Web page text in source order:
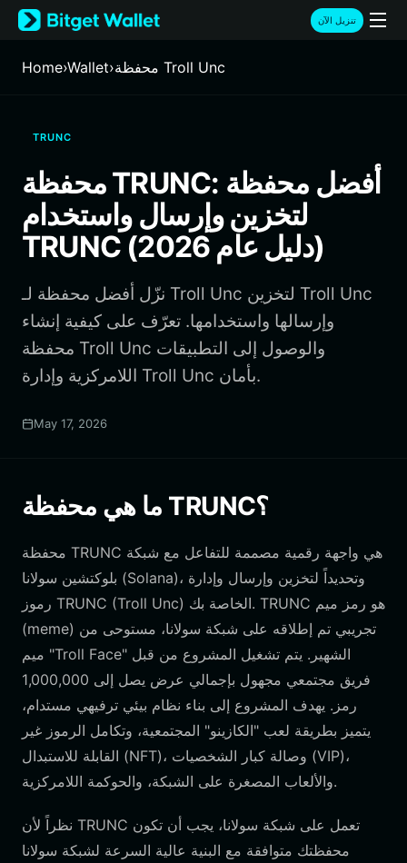
English
日本語
Русский
Italiano
Deutsch
简体中文
繁體中文
Português (Portugal)
ภาษาไทย
हिन्दी
Español
Português (Brasil)
تنزيل الآن
Home›Wallet› محفظة Troll Unc
TRUNC
محفظة TRUNC: أفضل محفظة
لتخزين وإرسال واستخدام
TRUNC (دليل عام 2026)
نزّل أفضل محفظة لـ Troll Unc لتخزين Troll Unc
وإرسالها واستخدامها. تعرّف على كيفية إنشاء
محفظة Troll Unc والوصول إلى التطبيقات
اللامركزية وإدارة Troll Unc بأمان.
May 17, 2026
ما هي محفظة TRUNC؟
محفظة TRUNC هي واجهة رقمية مصممة للتفاعل مع شبكة
بلوكتشين سولانا (Solana)، وتحديداً لتخزين وإرسال وإدارة
رموز TRUNC (Troll Unc) الخاصة بك. TRUNC هو رمز ميم
(meme) تجريبي تم إطلاقه على شبكة سولانا، مستوحى من
ميم "Troll Face" الشهير. يتم تشغيل المشروع من قبل
فريق مجتمعي مجهول بإجمالي عرض يصل إلى 1,000,000
رمز. يهدف المشروع إلى بناء نظام بيئي ترفيهي مستدام،
يتميز بطريقة لعب "الكازينو" المجتمعية، وتكامل الرموز غير
القابلة للاستبدال (NFT)، وصالة كبار الشخصيات (VIP)،
والألعاب المصغرة على الشبكة، والحوكمة اللامركزية.
نظراً لأن TRUNC تعمل على شبكة سولانا، يجب أن تكون
محفظتك متوافقة مع البنية عالية السرعة لشبكة سولانا